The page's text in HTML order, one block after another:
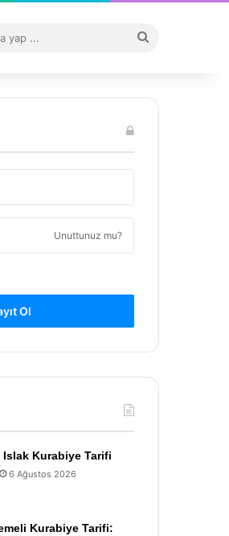
...
Unuttunuz mu?
Ol
Islak Kurabiye Tarifi
6 Ağustos 2026
Kurabiye Tarifi: